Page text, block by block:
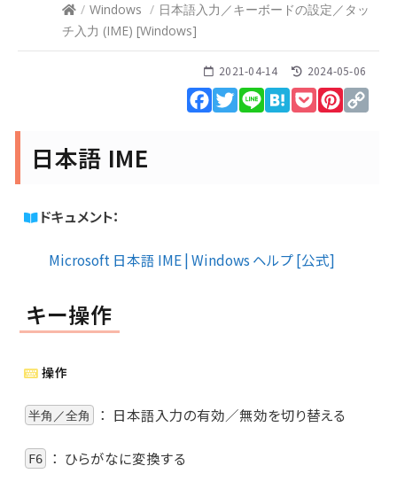
/ Windows / 日本語入力／キーボードの設定／タッ
チ入力 (IME) [Windows]
2021-04-14 2024-05-06
Facebook
Twitter
Line HatenaPocket
日本語 IME
ドキュメント：
Microsoft 日本語 IME | Windows ヘルプ [公式]
キー操作
操作
半角／全角 ： 日本語入力の有効／無効を切り替える
F6 ： ひらがなに変換する